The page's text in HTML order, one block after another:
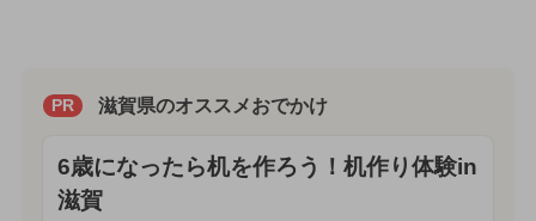
PR 滋賀県のオススメおでかけ
6歳になったら机を作ろう！机作り体験in
滋賀